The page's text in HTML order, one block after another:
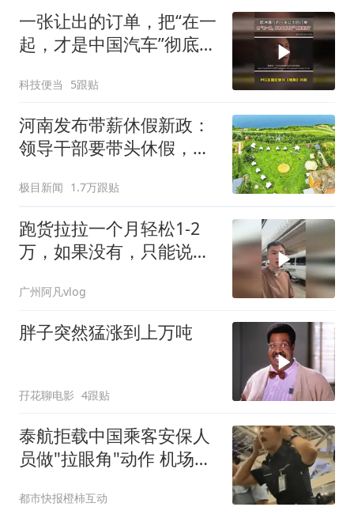
一张让出的订单，把“在一
起，才是中国汽车”彻底演
科技便当 5跟贴
河南发布带薪休假新政：
领导干部要带头休假，推
足；鼓励3-7天弹性长假，
构建“周五半天+周末+年
假”短途度假模式
极目新闻 1.7万跟贴
跑货拉拉一个月轻松1-2
万，如果没有，只能说明
广州阿凡vlog
胖子突然猛涨到上万吨
孖花聊电影 4跟贴
泰航拒载中国乘客安保人
员做"拉眼角"动作 机场再
都市快报橙柿互动